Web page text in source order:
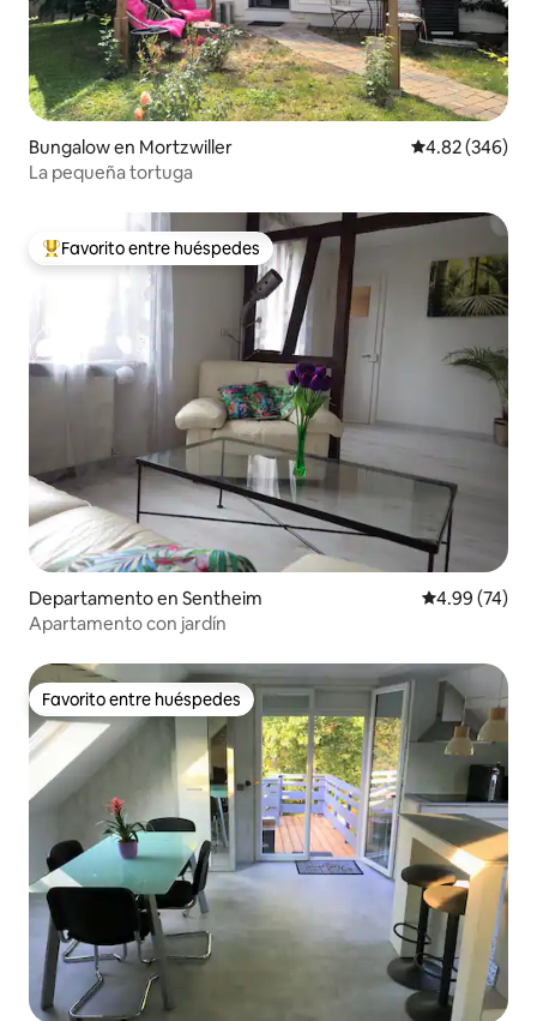
Bungalow en Mortzwiller Calificación
4.82 (346)
La pequeña tortuga
De los mejores en Favorito entre huéspedes
Favorito entre huéspedes
Departamento en Sentheim Calificación
4.99 (74)
Apartamento con jardín
Favorito entre huéspedes
Favorito entre huéspedes